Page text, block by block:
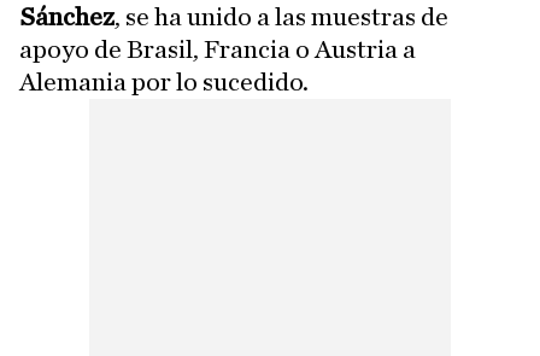
Sánchez, se ha unido a las muestras de
apoyo de Brasil, Francia o Austria a
Alemania por lo sucedido.